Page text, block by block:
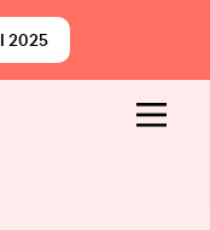
2025